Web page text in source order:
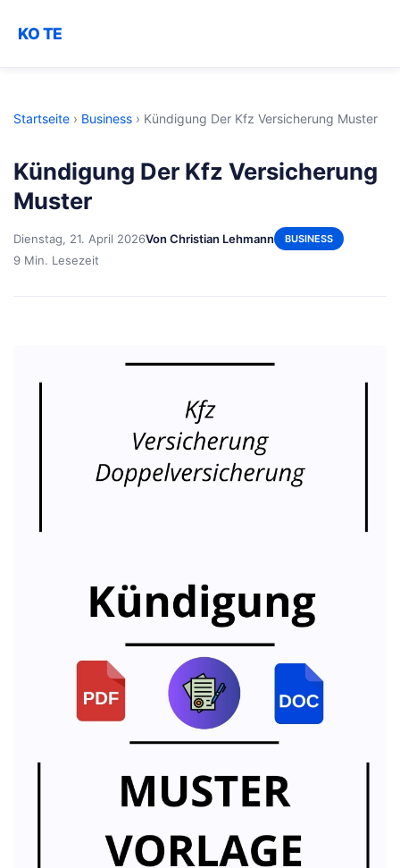
KO TE
Startseite › Business › Kündigung Der Kfz Versicherung Muster
Kündigung Der Kfz Versicherung
Muster
Dienstag, 21. April 2026Von Christian Lehmann BUSINESS
9 Min. Lesezeit